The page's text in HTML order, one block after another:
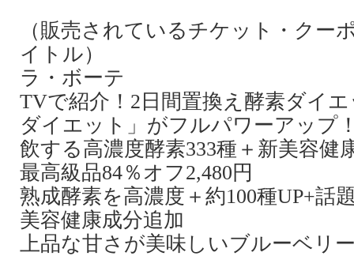
（販売されているチケット・クー
イトル）
ラ・ボーテ
TVで紹介！2日間置換え酵素ダイ
ダイエット」がフルパワーアップ
飲する高濃度酵素333種＋新美容健
最高級品84％オフ2,480円
熟成酵素を高濃度＋約100種UP+話
美容健康成分追加
上品な甘さが美味しいブルーベリ